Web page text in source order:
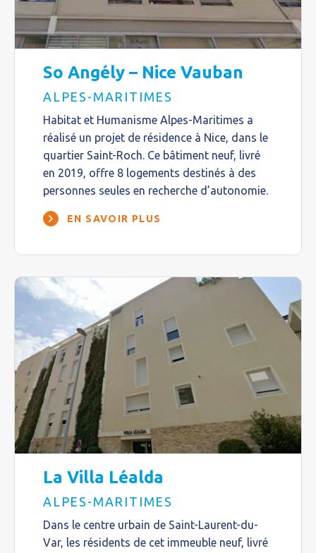
So Angély – Nice Vauban
ALPES-MARITIMES
Habitat et Humanisme Alpes-Maritimes a
réalisé un projet de résidence à Nice, dans le
quartier Saint-Roch. Ce bâtiment neuf, livré
en 2019, offre 8 logements destinés à des
personnes seules en recherche d’autonomie.
EN SAVOIR PLUS
La Villa Léalda
ALPES-MARITIMES
Dans le centre urbain de Saint-Laurent-du-
Var, les résidents de cet immeuble neuf, livré